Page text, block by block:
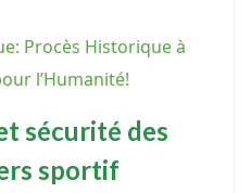
Procès Historique à
l’Humanité!
sécurité des
sportif